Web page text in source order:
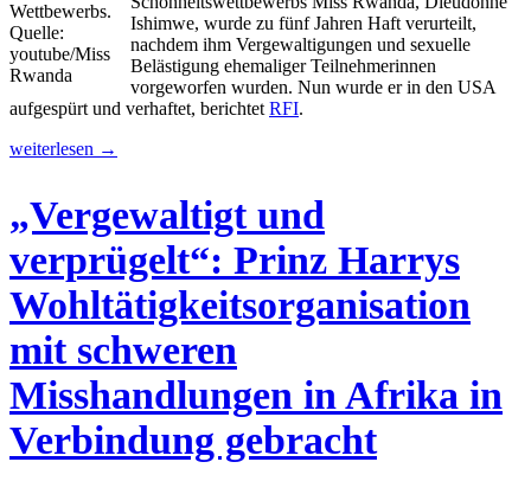
Wettbewerbs.
Quelle:
youtube/Miss
Rwanda
Ishimwe, wurde zu fünf Jahren Haft verurteilt,
nachdem ihm Vergewaltigungen und sexuelle
Belästigung ehemaliger Teilnehmerinnen
vorgeworfen wurden. Nun wurde er in den USA
aufgespürt und verhaftet, berichtet RFI.
Ex-
Miss
Ruanda
in
den
USA
nach
Verurteilung
wegen
Vergewaltigung
festgenommen
weiterlesen →
„Vergewaltigt und
verprügelt“: Prinz Harrys
Wohltätigkeitsorganisation
mit schweren
Misshandlungen in Afrika in
Verbindung gebracht